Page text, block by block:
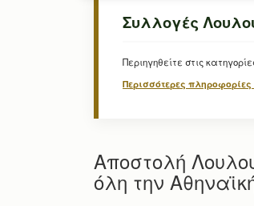
Συλλογές
Περιηγηθείτε στις
Περισσότερες πληροφορίες
Αποστολή
όλη την